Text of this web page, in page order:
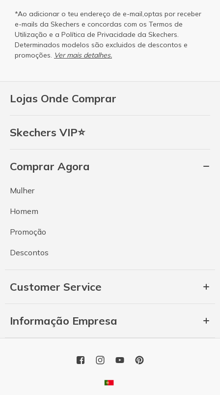
Lojas Onde Comprar
Skechers VIP⭐
Comprar Agora
Mulher
Homem
Promoção
Descontos
Customer Service
Informação Empresa
*Ao adicionar o teu endereço de e-mail,optas por receber
e-mails da Skechers e concordas com os Termos de
Utilização e a Política de Privacidade da Skechers.
Determinados modelos são excluidos de descontos e
promoções. Ver mais detalhes.